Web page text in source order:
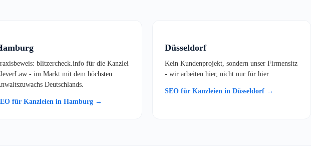
blitzercheck.info für die Kanzlei
- im Markt mit dem höchsten
Deutschlands.
für Kanzleien in Hamburg →
Düsseldorf
Kein Kundenprojekt, sondern unser Firmensitz
- wir arbeiten hier, nicht nur für hier.
SEO für Kanzleien in Düsseldorf →